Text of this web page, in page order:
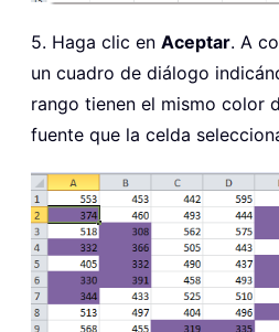
5. Haga clic en Aceptar. A
un cuadro de diálogo
rango tienen el mismo color
fuente que la celda